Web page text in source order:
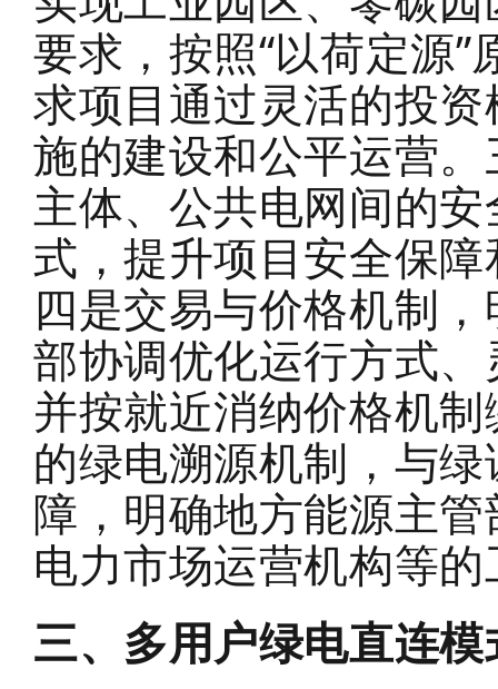
要求，按照“以荷定源”
求项目通过灵活的投
施的建设和公平运营。
主体、公共电网间的
式，提升项目安全保
四是交易与价格机制
部协调优化运行方式
并按就近消纳价格机
的绿电溯源机制，与
障，明确地方能源主
电力市场运营机构等
三、多用户绿电直连